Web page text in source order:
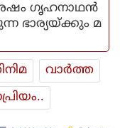
ഗൃഹനാഥന്‍
ഭാര്യയ്ക്കും മ
വാര്‍ത്ത